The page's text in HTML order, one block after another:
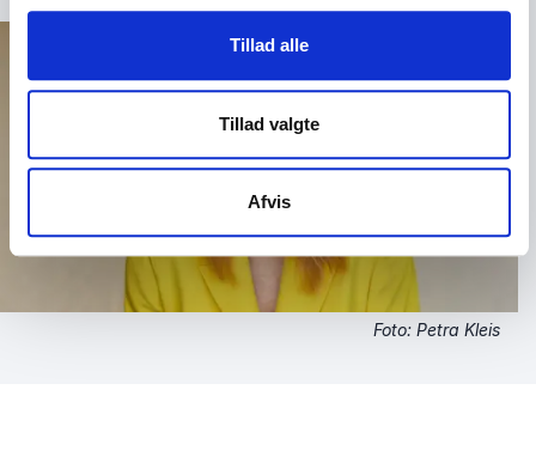
Tillad alle
Tillad valgte
Afvis
Foto: Petra Kleis